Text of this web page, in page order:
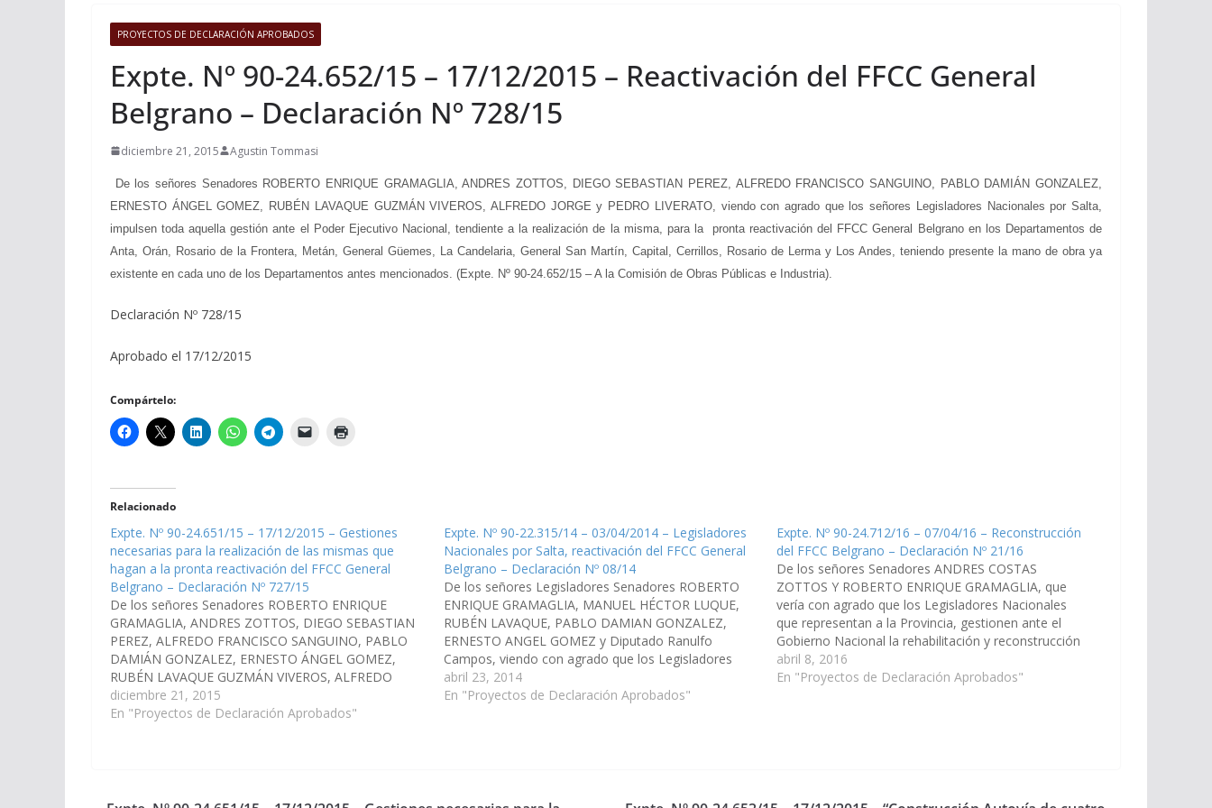
PROYECTOS DE DECLARACIÓN APROBADOS
Expte. Nº 90-24.652/15 – 17/12/2015 – Reactivación del FFCC General
Belgrano – Declaración Nº 728/15
diciembre 21, 2015 Agustin Tommasi
De los señores Senadores ROBERTO ENRIQUE GRAMAGLIA, ANDRES ZOTTOS, DIEGO SEBASTIAN PEREZ, ALFREDO FRANCISCO SANGUINO, PABLO DAMIÁN GONZALEZ,
ERNESTO ÁNGEL GOMEZ, RUBÉN LAVAQUE GUZMÁN VIVEROS, ALFREDO JORGE y PEDRO LIVERATO, viendo con agrado que los señores Legisladores Nacionales por Salta,
impulsen toda aquella gestión ante el Poder Ejecutivo Nacional, tendiente a la realización de la misma, para la pronta reactivación del FFCC General Belgrano en los Departamentos de
Anta, Orán, Rosario de la Frontera, Metán, General Güemes, La Candelaria, General San Martín, Capital, Cerrillos, Rosario de Lerma y Los Andes, teniendo presente la mano de obra ya
existente en cada uno de los Departamentos antes mencionados. (Expte. Nº 90-24.652/15 – A la Comisión de Obras Públicas e Industria).
Declaración Nº 728/15
Aprobado el 17/12/2015
Compártelo:
Relacionado
Expte. Nº 90-24.651/15 – 17/12/2015 – Gestiones
necesarias para la realización de las mismas que
hagan a la pronta reactivación del FFCC General
Belgrano – Declaración Nº 727/15
De los señores Senadores ROBERTO ENRIQUE
GRAMAGLIA, ANDRES ZOTTOS, DIEGO SEBASTIAN
PEREZ, ALFREDO FRANCISCO SANGUINO, PABLO
DAMIÁN GONZALEZ, ERNESTO ÁNGEL GOMEZ,
RUBÉN LAVAQUE GUZMÁN VIVEROS, ALFREDO
JORGE y PEDRO LIVERATO, viendo con agrado que el
Poder Ejecutivo Provincial, impulse las gestiones
diciembre 21, 2015
En "Proyectos de Declaración Aprobados"
Expte. Nº 90-22.315/14 – 03/04/2014 – Legisladores
Nacionales por Salta, reactivación del FFCC General
Belgrano – Declaración Nº 08/14
De los señores Legisladores Senadores ROBERTO
ENRIQUE GRAMAGLIA, MANUEL HÉCTOR LUQUE,
RUBÉN LAVAQUE, PABLO DAMIAN GONZALEZ,
ERNESTO ANGEL GOMEZ y Diputado Ranulfo
Campos, viendo con agrado que los Legisladores
Nacionales por Salta, impulsen las gestiones
necesarias tendientes a la pronta reactivación del
abril 23, 2014
En "Proyectos de Declaración Aprobados"
Expte. Nº 90-24.712/16 – 07/04/16 – Reconstrucción
del FFCC Belgrano – Declaración Nº 21/16
De los señores Senadores ANDRES COSTAS
ZOTTOS Y ROBERTO ENRIQUE GRAMAGLIA, que
vería con agrado que los Legisladores Nacionales
que representan a la Provincia, gestionen ante el
Gobierno Nacional la rehabilitación y reconstrucción
del FFCC Belgrano, propuesta para el norte del País
en el Plan Belgrano recientemente anunciado por el…
abril 8, 2016
En "Proyectos de Declaración Aprobados"